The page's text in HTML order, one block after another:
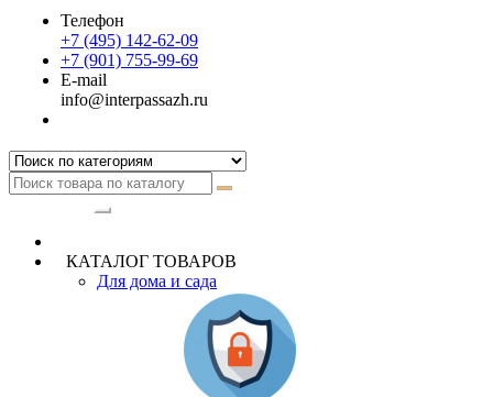
Телефон
+7 (495) 142-62-09
+7 (901) 755-99-69
E-mail
info@interpassazh.ru
КАТАЛОГ ТОВАРОВ
Для дома и сада